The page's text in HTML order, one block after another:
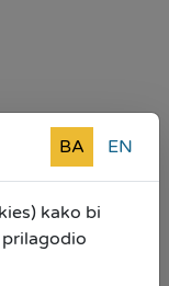
BA EN
kako bi